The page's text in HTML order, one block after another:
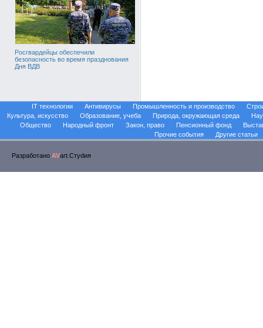
Росгвардейцы обеспечили
безопасность во время празднования
Дня ВДВ
IT технологии Антивирусы Промышленность и производство
Культура, искусство
Образование, учеба Природа, окружающая среда
Общество
Народный фронт Закон, право Пенсионный фонд
Прочие события
Другие статьи
Разработано AVart.Стуdия